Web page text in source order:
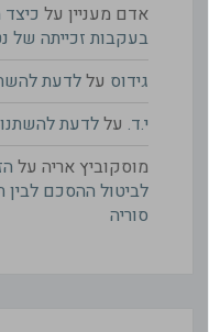
אדם מענייןעל
בעקבות זכייתה של
גידוס עללדעת
י.ד. עללדעת
מוסקוביץ אריהעל
לביטול ההסכם
סוריה